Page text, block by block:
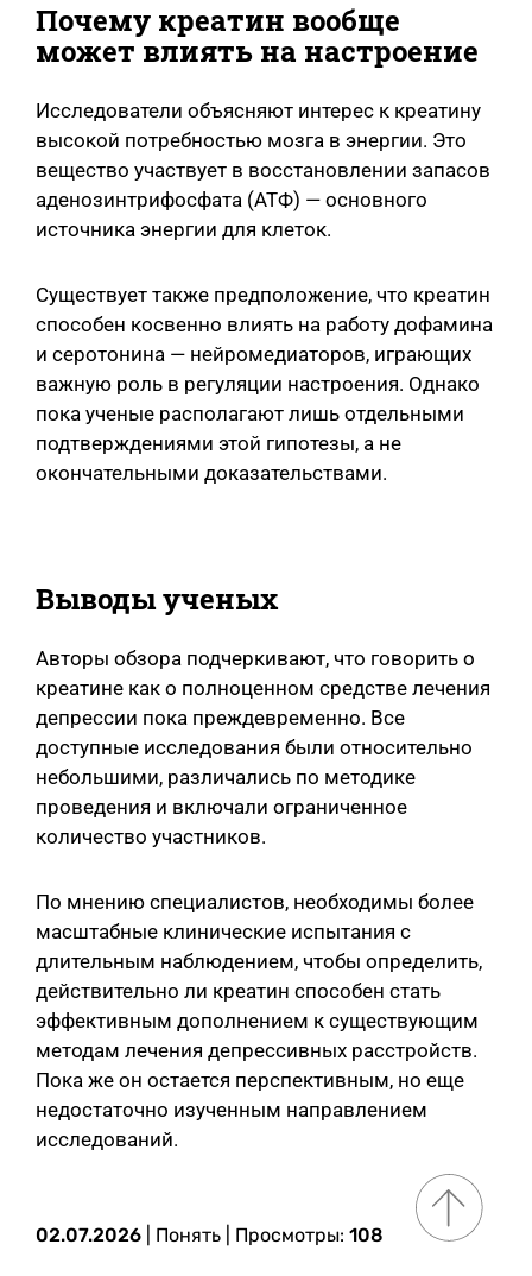
Почему креатин вообще
может влиять на настроение
Исследователи объясняют интерес к креатину
высокой потребностью мозга в энергии. Это
вещество участвует в восстановлении запасов
аденозинтрифосфата (АТФ) — основного
источника энергии для клеток.
Существует также предположение, что креатин
способен косвенно влиять на работу дофамина
и серотонина — нейромедиаторов, играющих
важную роль в регуляции настроения. Однако
пока ученые располагают лишь отдельными
подтверждениями этой гипотезы, а не
окончательными доказательствами.
Выводы ученых
Авторы обзора подчеркивают, что говорить о
креатине как о полноценном средстве лечения
депрессии пока преждевременно. Все
доступные исследования были относительно
небольшими, различались по методике
проведения и включали ограниченное
количество участников.
По мнению специалистов, необходимы более
масштабные клинические испытания с
длительным наблюдением, чтобы определить,
действительно ли креатин способен стать
эффективным дополнением к существующим
методам лечения депрессивных расстройств.
Пока же он остается перспективным, но еще
недостаточно изученным направлением
исследований.
02.07.2026 Понять | Просмотры: 108